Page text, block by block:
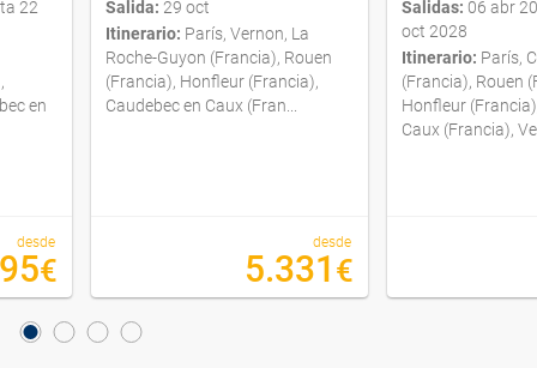
22
en
desde
€
Salida: 29 oct
Itinerario: París, Vernon, La
Roche-Guyon (Francia), Rouen
(Francia), Honfleur (Francia),
Caudebec en Caux (Fran...
desde
5.331 €
Salidas: 06 abr
oct 2028
Itinerario: París,
(Francia), Rouen
Honfleur
Caux (Francia),